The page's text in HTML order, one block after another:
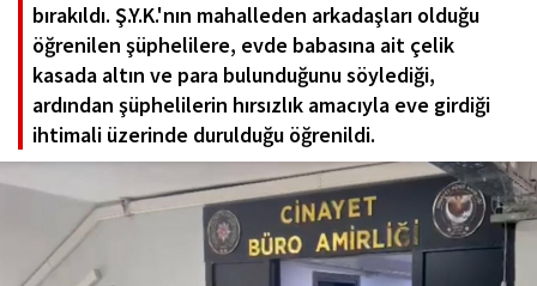
bırakıldı. Ş.Y.K.'nın mahalleden arkadaşları olduğu
öğrenilen şüphelilere, evde babasına ait çelik
kasada altın ve para bulunduğunu söylediği,
ardından şüphelilerin hırsızlık amacıyla eve girdiği
ihtimali üzerinde durulduğu öğrenildi.